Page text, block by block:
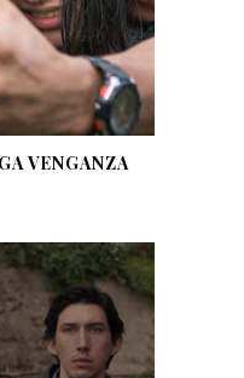
VENGANZA